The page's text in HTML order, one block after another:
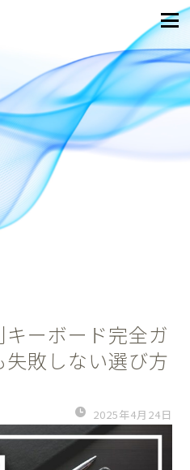
ーボード完全ガ
敗しない選び方
2025年4月24日